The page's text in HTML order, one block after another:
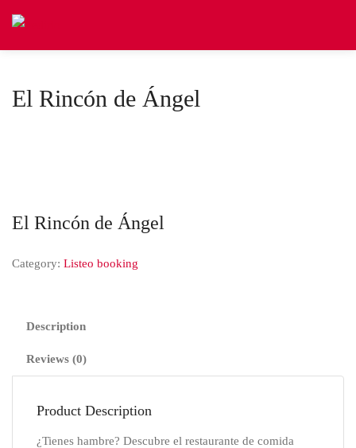
El Rincón de Ángel
El Rincón de Ángel
Category: Listeo booking
Description
Reviews (0)
Product Description
¿Tienes hambre? Descubre el restaurante de comida